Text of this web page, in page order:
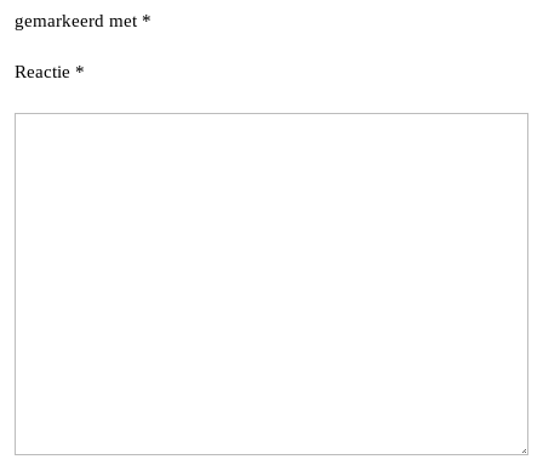
gemarkeerd met *
Reactie *